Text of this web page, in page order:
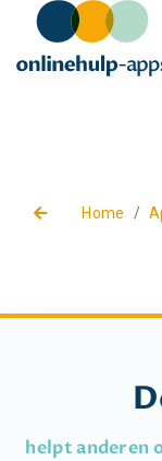
Home
helpt anderen